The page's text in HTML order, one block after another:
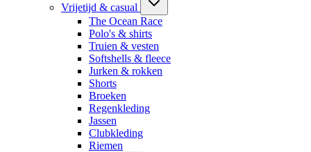
Vrijetijd & casual
The Ocean Race
Polo's & shirts
Truien & vesten
Softshells & fleece
Jurken & rokken
Shorts
Broeken
Regenkleding
Jassen
Clubkleding
Riemen